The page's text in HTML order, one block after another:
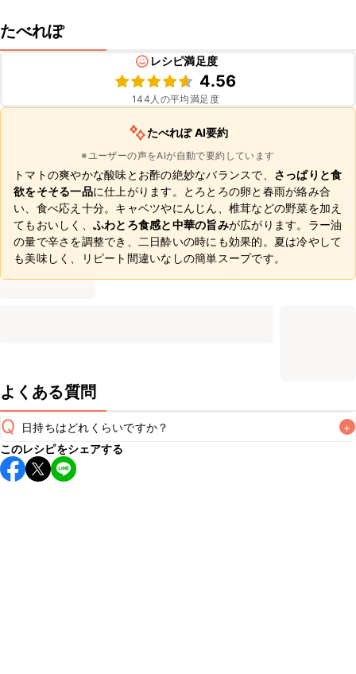
たべれぽ
レシピ満足度
4.56
144 人の平均満足度
たべれぽ AI要約
※ユーザーの声をAIが自動で要約しています
トマトの爽やかな酸味とお酢の絶妙なバランスで、 さっぱりと食
欲をそそる一品に仕上がります。とろとろの卵と春雨が絡み合
い、食べ応え十分。キャベツやにんじん、椎茸などの野菜を加え
てもおいしく、 ふわとろ食感と中華の旨みが広がります。ラー油
の量で辛さを調整でき、二日酔いの時にも効果的。夏は冷やして
も美味しく、リピート間違いなしの簡単スープです。
よくある質問
Q 日持ちはどれくらいですか？ +
保存期間は冷蔵で翌日中が目安です。なるべくお早めにお召
し上がりください。
このレシピをシェアする